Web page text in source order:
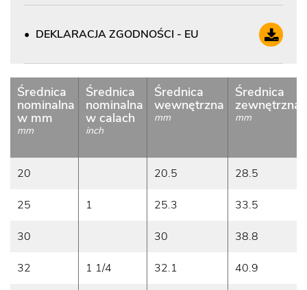
DEKLARACJA ZGODNOŚCI - EU
Średnica
nominalna
w mm
mm
Średnica
nominalna
w calach
inch
Średnica
wewnętrzna
mm
Średnica
zewnętrzna
mm
20 20.5 28.5
25 1 25.3 33.5
30 30 38.8
32 1 1/4 32.1 40.9